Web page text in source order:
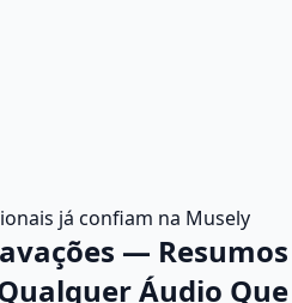
já confiam na Musely
— Resumos
Áudio Que